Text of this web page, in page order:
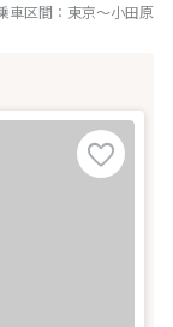
車区間： 東京～小田原